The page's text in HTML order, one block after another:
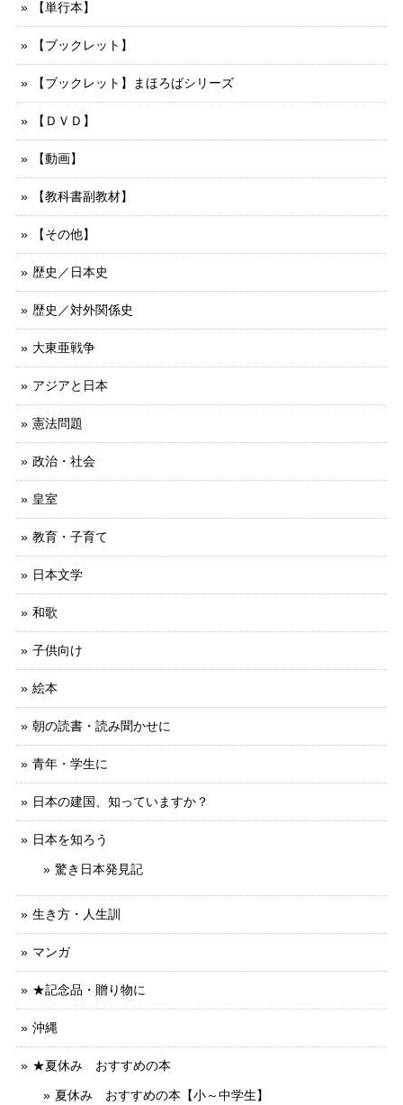
【単行本】
【ブックレット】
【ブックレット】まほろばシリーズ
【ＤＶＤ】
【動画】
【教科書副教材】
【その他】
歴史／日本史
歴史／対外関係史
大東亜戦争
アジアと日本
憲法問題
政治・社会
皇室
教育・子育て
日本文学
和歌
子供向け
絵本
朝の読書・読み聞かせに
青年・学生に
日本の建国、知っていますか？
日本を知ろう
驚き日本発見記
生き方・人生訓
マンガ
★記念品・贈り物に
沖縄
★夏休み おすすめの本
夏休み おすすめの本【小～中学生】